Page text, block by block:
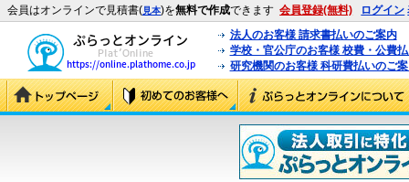
会員はオンラインで見積書(見本)を無料で作成できます 会員登録(無料) ログイン
法人のお客様 請求書払いのご案内
学校・官公庁のお客様 校費・公費
研究機関のお客様 科研費払いのご